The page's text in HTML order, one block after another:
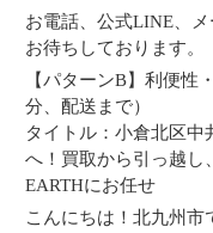
お電話、公式LINE、
お待ちしております。
【パターンB】利便性
分、配送まで）
タイトル：小倉北区
へ！買取から引っ越し
EARTHにお任せ
こんにちは！北九州市